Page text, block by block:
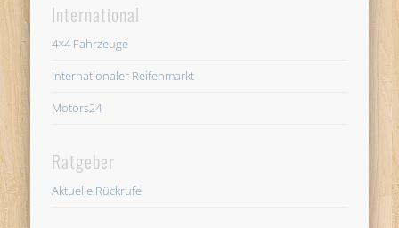
International
4×4 Fahrzeuge
Internationaler Reifenmarkt
Motors24
Ratgeber
Aktuelle Rückrufe